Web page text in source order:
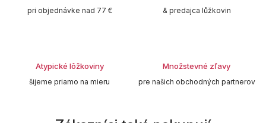
pri objednávke nad 77 € & predajca lůžkovin
Atypické lôžkoviny
šijeme priamo na mieru
Množstevné zľavy
pre našich obchodných partnerov